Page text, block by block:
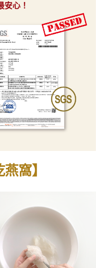
安心！
窩】